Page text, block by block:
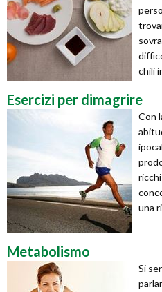
chili
Esercizi per dimagrire
Con
una
Metabolismo
Si